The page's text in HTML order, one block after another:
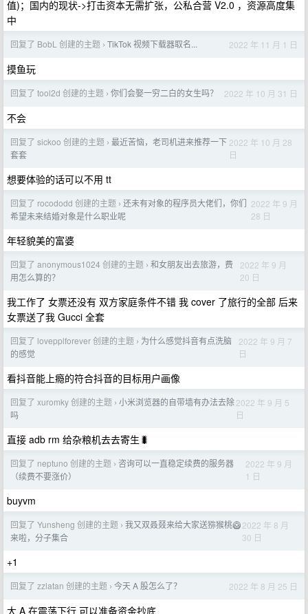
值)；国内的现状->打击资本无需扩张，公私合营 V2.0 ，资源高度集
中
回复了 BobL 创建的主题 › TikTok 视频下载器取名... 2022 年 11 月 1 日
摸鱼玩
回复了 tool2d 创建的主题 › 你们会娶一穷二白的女生吗？ 2022 年 10 月 31 日
不会
回复了 sickoo 创建的主题 › 最近苦恼，老司机进来推荐一下
套套
2022 年 10 月 28
日
想要体验的话可以不用 tt
回复了 rocododd 创建的主题 › 还未有对象的程序员大佬们，你们
希望未来结婚对象是什么职业呢
2022 年 9 月
28 日
年轻貌美的富婆
回复了 anonymous1024 创建的主题 › 和女朋友出去旅游，费
用怎么算的？
2022 年 9 月
20 日
我工作了 女票还没有 双方家庭条件不错 我 cover 了旅行的全部 后来
女票送了我 Gucci 全套
回复了 lovepplforever 创建的主题 › 为什么感觉抖音有点洗脑
的感觉
2022 年 9 月 7
日
看抖音能上瘾的符合抖音的目标用户画像
回复了 xuromky 创建的主题 › 小米浏览器的自带墙有办法去除
吗
2022 年 9 月 5
日
直接 adb rm 给杂粮机去去寄生🐛
回复了 neptuno 创建的主题 › 咨询可以一直稳定续费的服务器
（续费不要涨价）
2022 年 9 月
1 日
buyvm
回复了 Yunsheng 创建的主题 › 我又双叒叕来给大家送猕猴桃🥝
来啦，分子集合
2022 年 8 月
30 日
+1
回复了 zzlatan 创建的主题 › 今天 A 股怎么了？ 2022 年 8 月 25 日
大 A 在震荡下行 可以准备资金抄底